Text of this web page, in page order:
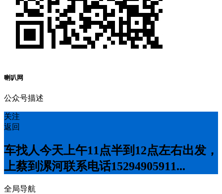
喇叭网
公众号描述
关注
返回
车找人今天上午11点半到12点左右出发，
上蔡到漯河联系电话15294905911...
全局导航